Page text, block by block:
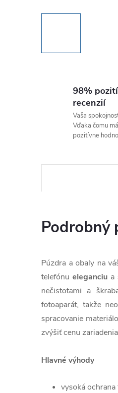
98%
recenzií
Vaša
Vďaka čomu
pozitívne
Podrobný
Púzdra a obaly na
telefónueleganciu a
nečistotami a
fotoaparát, takže
spracovanie
zvýšiť cenu
Hlavné výhody
vysoká